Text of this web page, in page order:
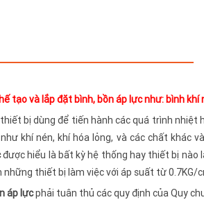
tạo và lắp đặt bình, bồn áp lực như: bình
bị dùng để tiến hành các quá trình nhiệt
khí nén, khí hóa lỏng, và các chất khác
được hiểu là bất kỳ hệ thống hay thiết bị nào
thiết bị làm việc với áp suất từ 0.7KG/
áp lựcphải tuân thủ các quy định của Quy